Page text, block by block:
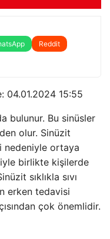
Reddit
04.01.2024 15:55
bulunur. Bu sinüsler
olur. Sinüzit
nedeniyle ortaya
birlikte kişilerde
sıklıkla sıvı
erken tedavisi
çok önemlidir.